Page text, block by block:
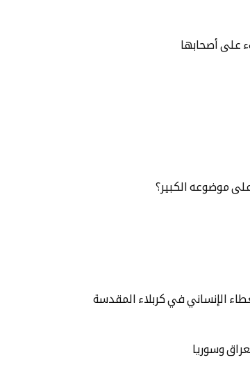
على أصحابها
موضوعه الكبير؟
الإنساني في كربلاء المقدسة
وسوريا